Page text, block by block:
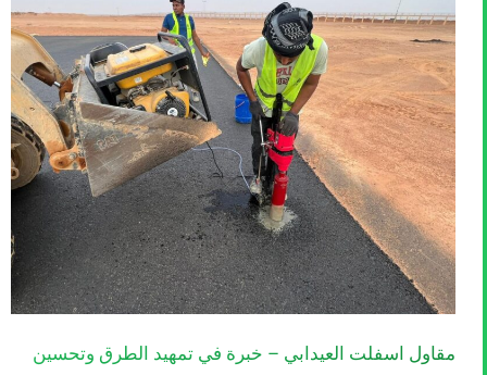
مقاول اسفلت العيدابي – خبرة في تمهيد الطرق وتحسين